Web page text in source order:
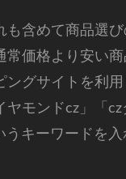
も含めて商品選
価格より安い商
ングサイトを利
モンドcz」「cz
キーワードを入